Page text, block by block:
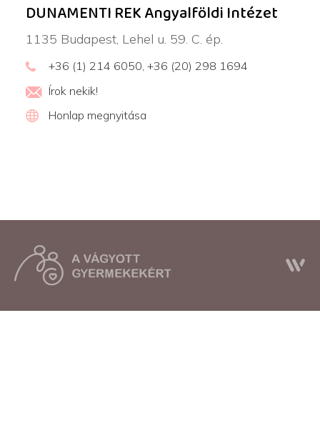
DUNAMENTI REK Angyalföldi Intézet
1135 Budapest, Lehel u. 59. C. ép.
+36 (1) 214 6050, +36 (20) 298 1694
Írok nekik!
Honlap megnyitása